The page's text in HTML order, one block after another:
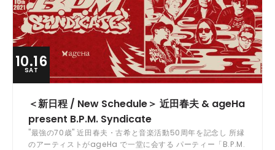
10.16
SAT
＜新日程 / New Schedule＞ 近田春夫 & ageHa
present B.P.M. Syndicate
"最強の70歳" 近田春夫・古希と音楽活動50周年を記念し 所縁
のアーティストがageHa で一堂に会する パーティー「B.P.M.